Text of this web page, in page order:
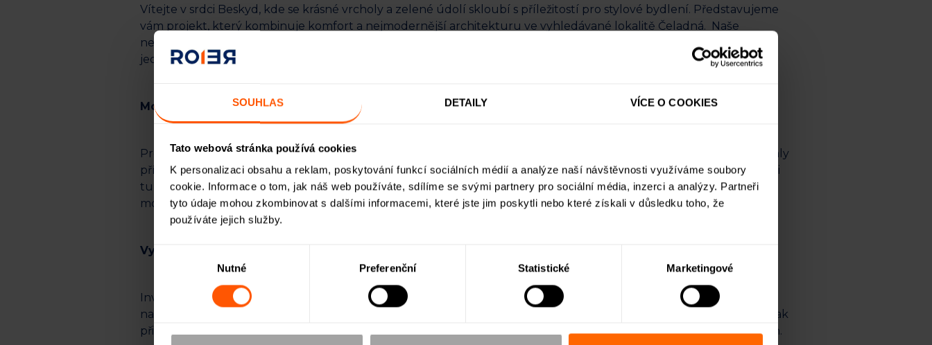
SOUHLAS DETAILY VÍCE O COOKIES
Tato webová stránka používá cookies
K personalizaci obsahu a reklam, poskytování funkcí sociálních médií a analýze naší návštěvnosti využíváme soubory
cookie. Informace o tom, jak náš web používáte, sdílíme se svými partnery pro sociální média, inzerci a analýzy. Partneři
tyto údaje mohou zkombinovat s dalšími informacemi, které jste jim poskytli nebo které získali v důsledku toho, že
používáte jejich služby.
Výběr
Nutné Preferenční Statistické Marketingové
Vítejte v srdci Beskyd, kde se krásné vrcholy a zelené údolí skloubí s příležitostí pro stylové bydlení. Představujeme
vám projekt, který kombinuje komfort a nejmodernější architekturu ve vyhledávané lokalitě Čeladná. Naše
nejnovější investiční příležitost, realizovaná společností Čeladná Place s.r.o., vám nabízí šanci stát se součástí
jedinečného projektu, který klade důraz na kvalitu a harmonii s okolní přírodou.
Moderní byty ve vysoce žádané lokalitě
Projekt výstavby zahrnuje tři designové a funkční bytové jednotky, které jsou navrženy tak, aby maximálně využívaly
přírodního světla a nabízely otevřené a vzdušné prostory s výhledem na okolní krajiny. Díky svému umístění v srdci
turisticky oblíbené oblasti představují ideální příležitost jak pro trvalého bydlení, tak jako investiční příležitost s
možností pronájmů.
Využití prostředků a výhody projektu
Investice budou použity na dokončení stavebních prací a následný prodej bytových jednotek. První fáze se zaměří
na refinancování a dokončení stavebních prací, což umožní rychlé uvedení projektu na trh. Investice do Čeladné tak
přináší možnost vysokého výnosu díky kombinaci populární lokality a vysoké poptávky po kvalitních nemovitostech.